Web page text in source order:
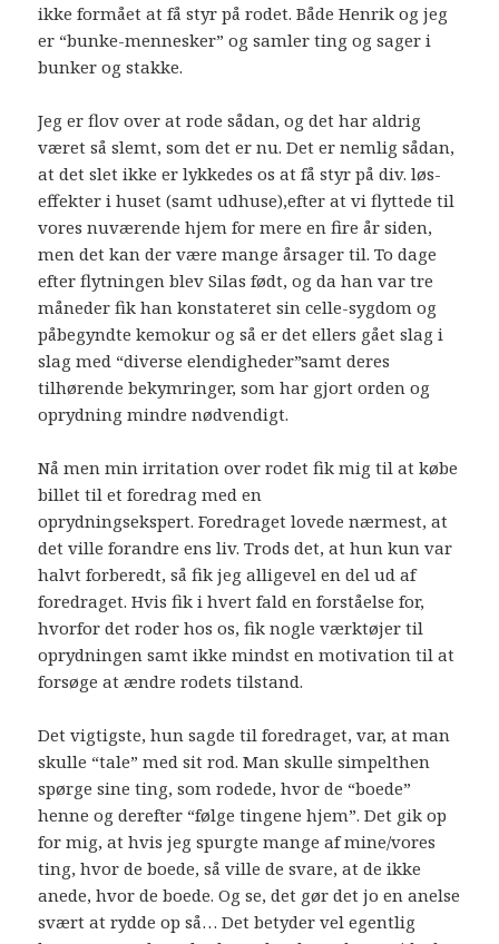
ikke formået at få styr på rodet. Både Henrik og jeg
er “bunke-mennesker” og samler ting og sager i
bunker og stakke.
Jeg er flov over at rode sådan, og det har aldrig
været så slemt, som det er nu. Det er nemlig sådan,
at det slet ikke er lykkedes os at få styr på div. løs-
effekter i huset (samt udhuse),efter at vi flyttede til
vores nuværende hjem for mere en fire år siden,
men det kan der være mange årsager til. To dage
efter flytningen blev Silas født, og da han var tre
måneder fik han konstateret sin celle-sygdom og
påbegyndte kemokur og så er det ellers gået slag i
slag med “diverse elendigheder”samt deres
tilhørende bekymringer, som har gjort orden og
oprydning mindre nødvendigt.
Nå men min irritation over rodet fik mig til at købe
billet til et foredrag med en
oprydningsekspert. Foredraget lovede nærmest, at
det ville forandre ens liv. Trods det, at hun kun var
halvt forberedt, så fik jeg alligevel en del ud af
foredraget. Hvis fik i hvert fald en forståelse for,
hvorfor det roder hos os, fik nogle værktøjer til
oprydningen samt ikke mindst en motivation til at
forsøge at ændre rodets tilstand.
Det vigtigste, hun sagde til foredraget, var, at man
skulle “tale” med sit rod. Man skulle simpelthen
spørge sine ting, som rodede, hvor de “boede”
henne og derefter “følge tingene hjem”. Det gik op
for mig, at hvis jeg spurgte mange af mine/vores
ting, hvor de boede, så ville de svare, at de ikke
anede, hvor de boede. Og se, det gør det jo en anelse
svært at rydde op så… Det betyder vel egentlig